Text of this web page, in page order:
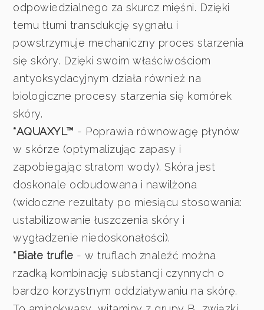
odpowiedzialnego za skurcz mięśni. Dzięki
temu tłumi transdukcję sygnału i
powstrzymuje mechaniczny proces starzenia
się skóry. Dzięki swoim właściwościom
antyoksydacyjnym działa również na
biologiczne procesy starzenia się komórek
skóry.
*AQUAXYL™ - Poprawia równowagę płynów
w skórze (optymalizując zapasy i
zapobiegając stratom wody). Skóra jest
doskonale odbudowana i nawilżona
(widoczne rezultaty po miesiącu stosowania:
ustabilizowanie łuszczenia skóry i
wygładzenie niedoskonałości).
*Białe trufle - w truflach znaleźć można
rzadką kombinację substancji czynnych o
bardzo korzystnym oddziaływaniu na skórę.